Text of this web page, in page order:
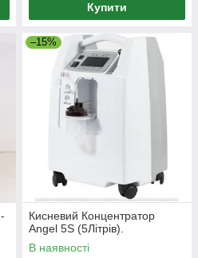
Купити
–15%
Кисневий Концентратор
Angel 5S (5Літрів).
В наявності